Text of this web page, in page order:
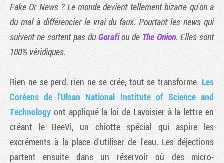
Fake Or News ? Le monde devient tellement bizarre qu'on a
du mal à différencier le vrai du faux. Pourtant les news qui
suivent ne sortent pas duGorafiou de The Onion. Elles sont
100% véridiques.
Rien ne se perd, rien ne se crée, tout se transforme. Les
Coréens de l'Ulsan National Institute of Science and
Technology ont appliqué la loi de Lavoisier à la lettre en
créant le BeeVi, un chiotte spécial qui aspire les
excréments à la place d'utiliser de l'eau. Les déjections
partent ensuite dans un réservoir où des micro-